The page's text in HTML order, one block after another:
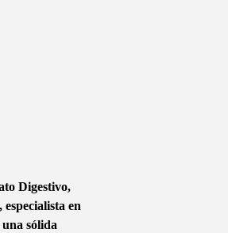
Digestivo,
en
sólida